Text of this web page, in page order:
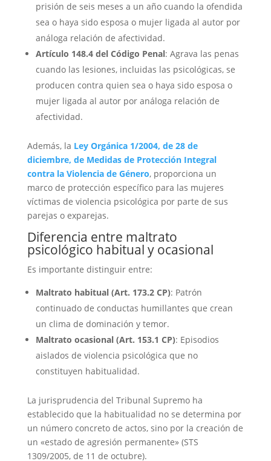
prisión de seis meses a un año cuando la ofendida
sea o haya sido esposa o mujer ligada al autor por
análoga relación de afectividad.
Artículo 148.4 del Código Penal: Agrava las penas
cuando las lesiones, incluidas las psicológicas, se
producen contra quien sea o haya sido esposa o
mujer ligada al autor por análoga relación de
afectividad.
Además, la Ley Orgánica 1/2004, de 28 de
diciembre, de Medidas de Protección Integral
contra la Violencia de Género, proporciona un
marco de protección específico para las mujeres
víctimas de violencia psicológica por parte de sus
parejas o exparejas.
Diferencia entre maltrato
psicológico habitual y ocasional
Es importante distinguir entre:
Maltrato habitual (Art. 173.2 CP): Patrón
continuado de conductas humillantes que crean
un clima de dominación y temor.
Maltrato ocasional (Art. 153.1 CP): Episodios
aislados de violencia psicológica que no
constituyen habitualidad.
La jurisprudencia del Tribunal Supremo ha
establecido que la habitualidad no se determina por
un número concreto de actos, sino por la creación de
un «estado de agresión permanente» (STS
1309/2005, de 11 de octubre).